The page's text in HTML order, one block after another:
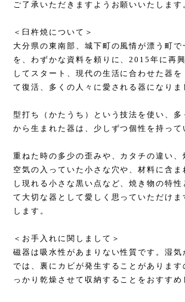
ご了承いただきますようお願いいたします
＜臼杵焼について＞
大分県の東南部、城下町の風情が漂う町で
を、わずかな資料を頼りに、2015年に再
してスタート、現代の生活に合わせた器を
て復活、多くの人々に愛される器になりま
型打ち（かたうち）という技法を使い、多
から生まれた器は、少しずつ個性を持って
重ねた時の多少の歪みや、カタチの違い、
空気の入っていた小さな穴や、材料に含ま
し現れる小さな黒い点など、焼き物の特性
て大切な器として愛しく思っていただけま
します。
＜お手入れに関しまして＞
磁器は吸水性があまりない性質です。湿気
では、裏にカビが発生することがあります
っかり乾燥させて収納することをおすすめ